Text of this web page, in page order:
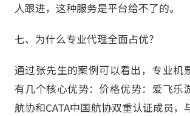
人跟进，这种服务是平台给不了的。
七、为什么专业代理全面占优？
通过张先生的案例可以看出，专业机
有几个核心优势：价格优势：爱飞乐
航协和CATA中国航协双重认证成员，